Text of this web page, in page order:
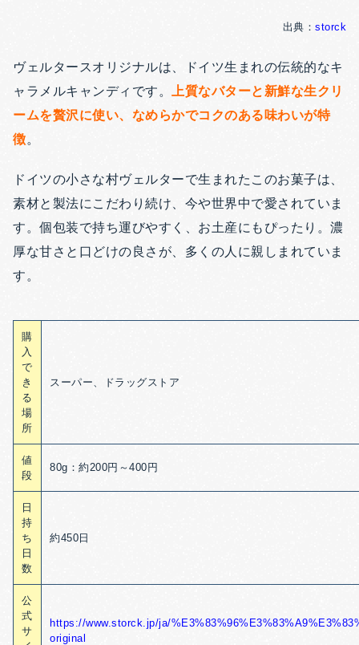
出典： storck
ヴェルタースオリジナルは、ドイツ生まれの伝統的なキ
ャラメルキャンディです。
上質なバターと新鮮な生クリ
ームを贅沢に使い、なめらかでコクのある味わいが特
徴。
ドイツの小さな村ヴェルターで生まれたこのお菓子は、
素材と製法にこだわり続け、今や世界中で愛されていま
す。個包装で持ち運びやすく、お土産にもぴったり。濃
厚な甘さと口どけの良さが、多くの人に親しまれていま
す。
購
入
で
き
る
場
所
スーパー、ドラッグストア
値
段
80g：約200円～400円
日
持
ち
日
数
約450日
公
式
サ
https://www.storck.jp/ja/
original